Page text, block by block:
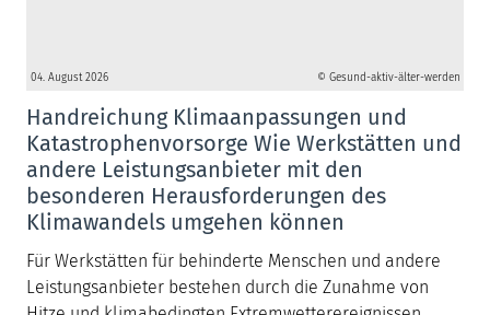
04. August 2026 © Gesund-aktiv-älter-werden
Handreichung Klimaanpassungen und
Katastrophenvorsorge Wie Werkstätten und
andere Leistungsanbieter mit den
besonderen Herausforderungen des
Klimawandels umgehen können
Für Werkstätten für behinderte Menschen und andere
Leistungsanbieter bestehen durch die Zunahme von